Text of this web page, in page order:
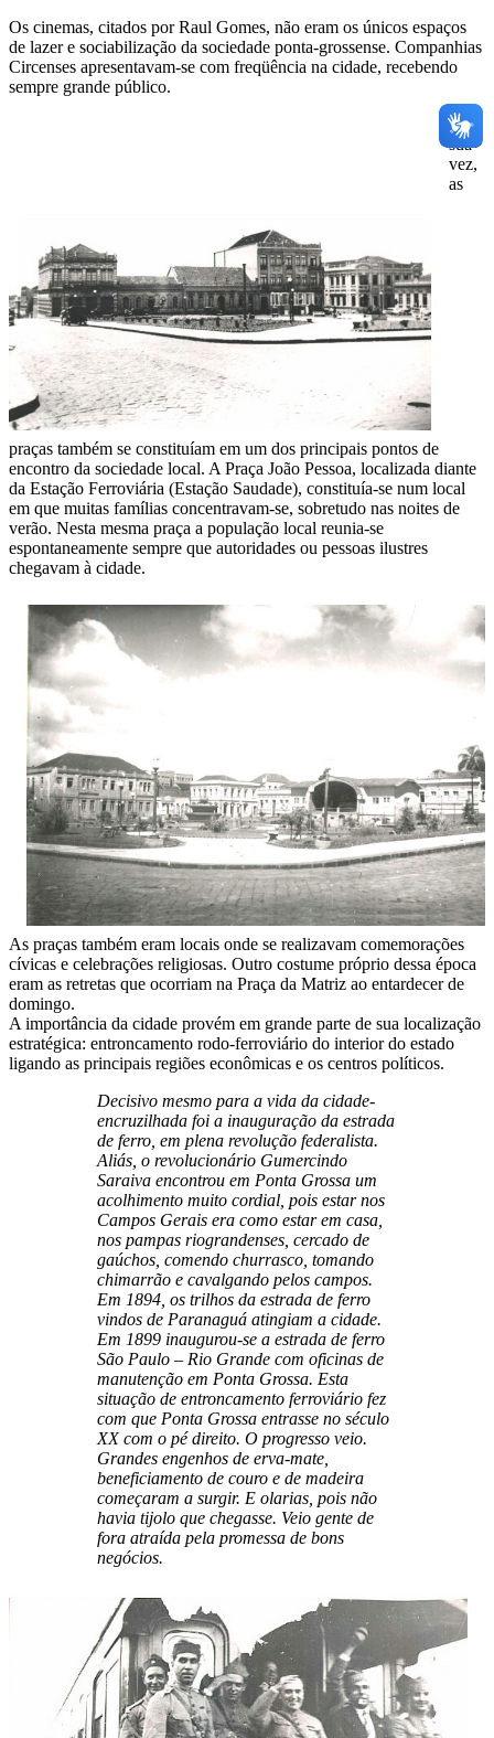
Os cinemas, citados por Raul Gomes, não eram os únicos espaços
de lazer e sociabilização da sociedade ponta-grossense. Companhias
Circenses apresentavam-se com freqüência na cidade, recebendo
sempre grande público.
Por
sua
vez,
as
praças também se constituíam em um dos principais pontos de
encontro da sociedade local. A Praça João Pessoa, localizada diante
da Estação Ferroviária (Estação Saudade), constituía-se num local
em que muitas famílias concentravam-se, sobretudo nas noites de
verão. Nesta mesma praça a população local reunia-se
espontaneamente sempre que autoridades ou pessoas ilustres
chegavam à cidade.
As praças também eram locais onde se realizavam comemorações
cívicas e celebrações religiosas. Outro costume próprio dessa época
eram as retretas que ocorriam na Praça da Matriz ao entardecer de
domingo.
A importância da cidade provém em grande parte de sua localização
estratégica: entroncamento rodo-ferroviário do interior do estado
ligando as principais regiões econômicas e os centros políticos.
Decisivo mesmo para a vida da cidade-
encruzilhada foi a inauguração da estrada
de ferro, em plena revolução federalista.
Aliás, o revolucionário Gumercindo
Saraiva encontrou em Ponta Grossa um
acolhimento muito cordial, pois estar nos
Campos Gerais era como estar em casa,
nos pampas riograndenses, cercado de
gaúchos, comendo churrasco, tomando
chimarrão e cavalgando pelos campos.
Em 1894, os trilhos da estrada de ferro
vindos de Paranaguá atingiam a cidade.
Em 1899 inaugurou-se a estrada de ferro
São Paulo – Rio Grande com oficinas de
manutenção em Ponta Grossa. Esta
situação de entroncamento ferroviário fez
com que Ponta Grossa entrasse no século
XX com o pé direito. O progresso veio.
Grandes engenhos de erva-mate,
beneficiamento de couro e de madeira
começaram a surgir. E olarias, pois não
havia tijolo que chegasse. Veio gente de
fora atraída pela promessa de bons
negócios.